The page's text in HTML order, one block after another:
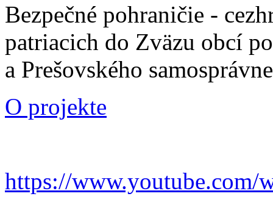
Bezpečné pohraničie -
patriacich do Zväzu obcí
a Prešovského
O projekte
https://www.youtube.com/